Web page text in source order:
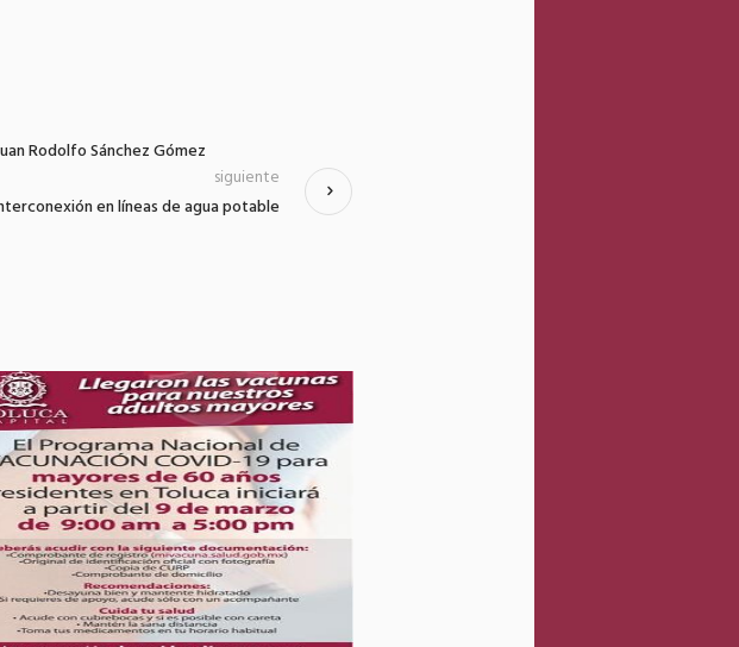
Rodolfo Sánchez Gómez
en líneas de agua potable
siguiente